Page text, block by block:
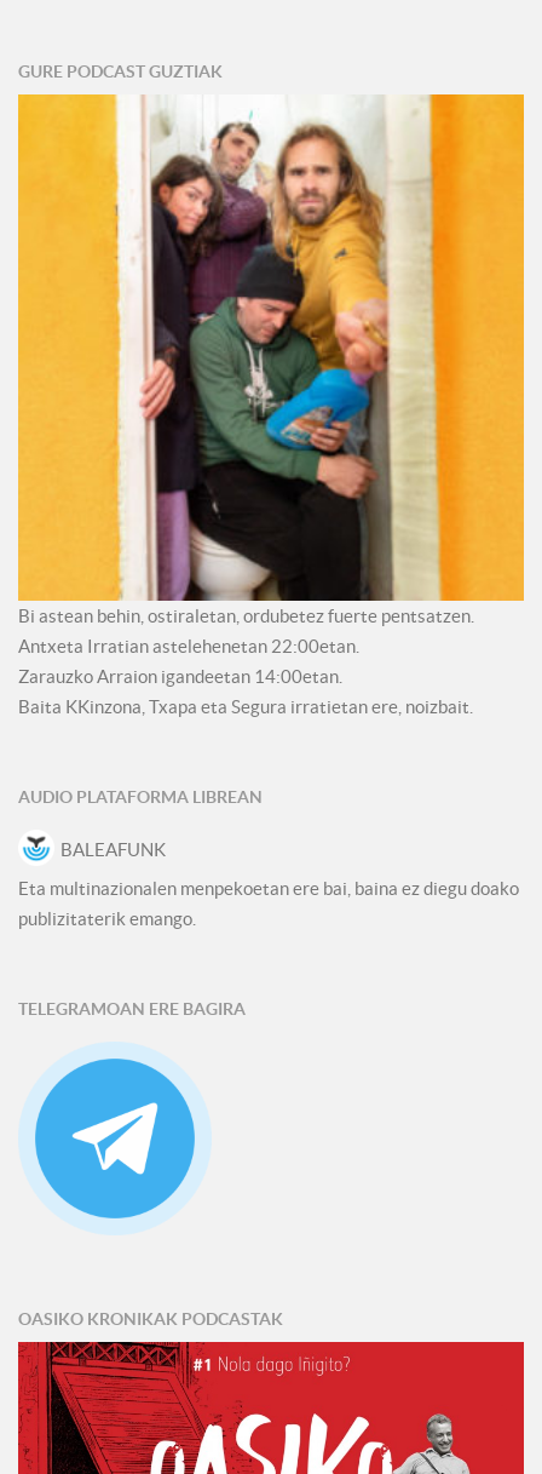
GURE PODCAST GUZTIAK
Bi astean behin, ostiraletan, ordubetez fuerte pentsatzen.
Antxeta Irratian astelehenetan 22:00etan.
Zarauzko Arraion igandeetan 14:00etan.
Baita KKinzona, Txapa eta Segura irratietan ere, noizbait.
AUDIO PLATAFORMA LIBREAN
BALEAFUNK
Eta multinazionalen menpekoetan ere bai, baina ez diegu doako
publizitaterik emango.
TELEGRAMOAN ERE BAGIRA
OASIKO KRONIKAK PODCASTAK